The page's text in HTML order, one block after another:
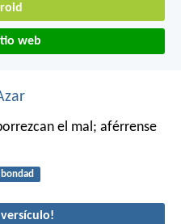
web
el mal; aférrense
bondad